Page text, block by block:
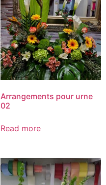
Arrangements pour urne
02
Read more